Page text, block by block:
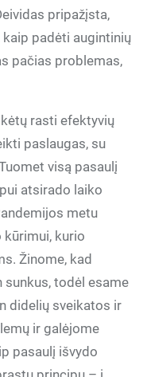
pripažįsta,
padėti augintinių
pačias problemas,
rasti efektyvių
paslaugas, su
visą pasaulį
atsirado laiko
metu
kurio
Žinome, kad
todėl esame
didelių sveikatos ir
ir galėjome
pasaulį išvydo